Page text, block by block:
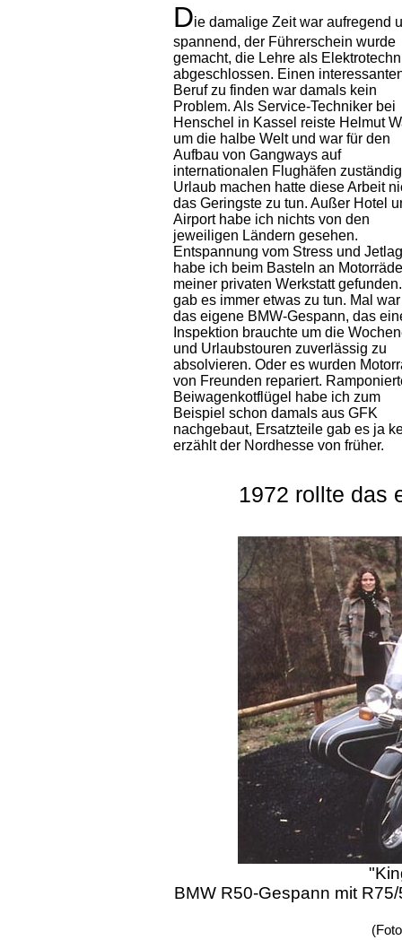
Die damalige Zeit war aufregend
spannend, der Führerschein wurde
gemacht, die Lehre als
abgeschlossen. Einen
Beruf zu finden war damals kein
Problem. Als Service-Techniker bei
Henschel in Kassel reiste Helmut
um die halbe Welt und war für den
Aufbau von Gangways auf
internationalen Flughäfen
Urlaub machen hatte diese Arbeit
das Geringste zu tun. Außer Hotel
Airport habe ich nichts von den
jeweiligen Ländern gesehen.
Entspannung vom Stress und Jetlag
habe ich beim Basteln an
meiner privaten Werkstatt
gab es immer etwas zu tun. Mal
das eigene BMW-Gespann, das
Inspektion brauchte um die
und Urlaubstouren zuverlässig zu
absolvieren. Oder es wurden
von Freunden repariert.
Beiwagenkotflügel habe ich zum
Beispiel schon damals aus GFK
nachgebaut, Ersatzteile gab es ja
erzählt der Nordhesse von früher.
1972 rollte das
BMW R50-Gespann mit